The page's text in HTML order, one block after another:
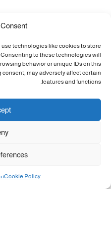
technologies like cookies to store
to these technologies will
behavior or unique IDs on this
may adversely affect certain
features and functions.
Cookie Policyمال و أعمال